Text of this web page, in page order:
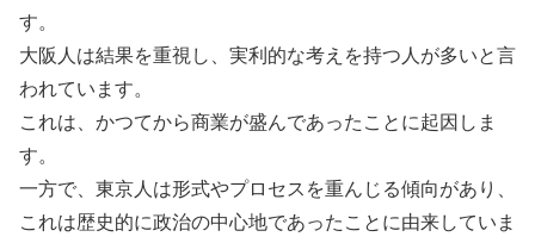
す。
大阪人は結果を重視し、実利的な考えを持つ人が多いと言
われています。
これは、かつてから商業が盛んであったことに起因しま
す。
一方で、東京人は形式やプロセスを重んじる傾向があり、
これは歴史的に政治の中心地であったことに由来していま